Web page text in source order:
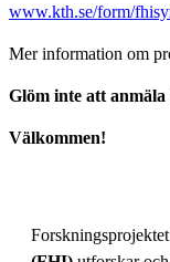
www.kth.se/form/
Mer information om
Glöm inte att anmäla
Välkommen!
Forskningsprojektet